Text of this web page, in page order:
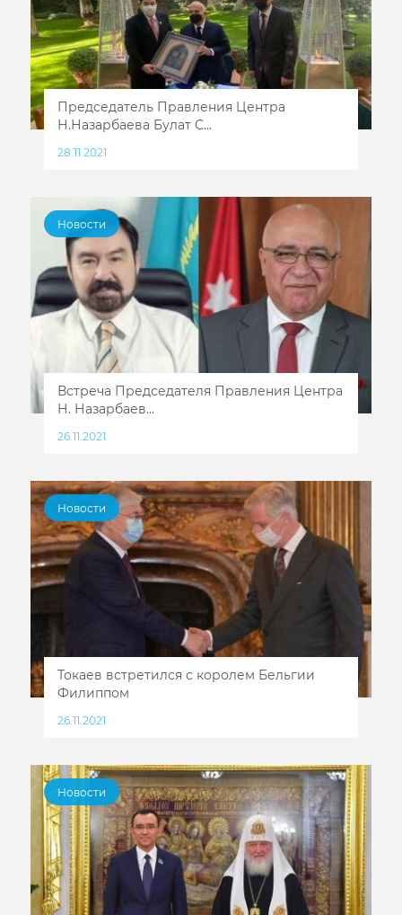
Председатель Правления Центра
Н.Назарбаева Булат С...
28.11.2021
Новости
Встреча Председателя Правления Центра
Н. Назарбаев...
26.11.2021
Новости
Токаев встретился с королем Бельгии
Филиппом
26.11.2021
Новости